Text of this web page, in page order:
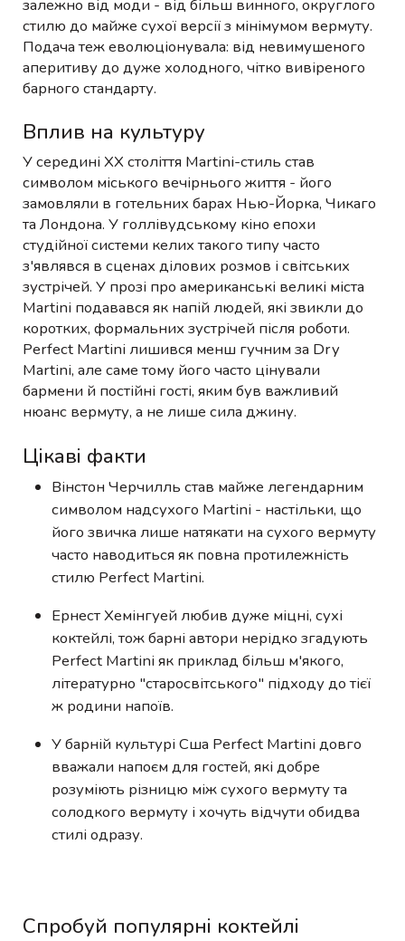
залежно від моди - від більш винного, округлого
стилю до майже сухої версії з мінімумом вермуту.
Подача теж еволюціонувала: від невимушеного
аперитиву до дуже холодного, чітко вивіреного
барного стандарту.
Вплив на культуру
У середині XX століття Martini-стиль став
символом міського вечірнього життя - його
замовляли в готельних барах Нью-Йорка, Чикаго
та Лондона. У голлівудському кіно епохи
студійної системи келих такого типу часто
з'являвся в сценах ділових розмов і світських
зустрічей. У прозі про американські великі міста
Martini подавався як напій людей, які звикли до
коротких, формальних зустрічей після роботи.
Perfect Martini лишився менш гучним за Dry
Martini, але саме тому його часто цінували
бармени й постійні гості, яким був важливий
нюанс вермуту, а не лише сила джину.
Цікаві факти
Вінстон Черчилль став майже легендарним
символом надсухого Martini - настільки, що
його звичка лише натякати на сухого вермуту
часто наводиться як повна протилежність
стилю Perfect Martini.
Ернест Хемінгуей любив дуже міцні, сухі
коктейлі, тож барні автори нерідко згадують
Perfect Martini як приклад більш м'якого,
літературно "старосвітського" підходу до тієї
ж родини напоїв.
У барній культурі Сша Perfect Martini довго
вважали напоєм для гостей, які добре
розуміють різницю між сухого вермуту та
солодкого вермуту і хочуть відчути обидва
стилі одразу.
Спробуй популярні коктейлі